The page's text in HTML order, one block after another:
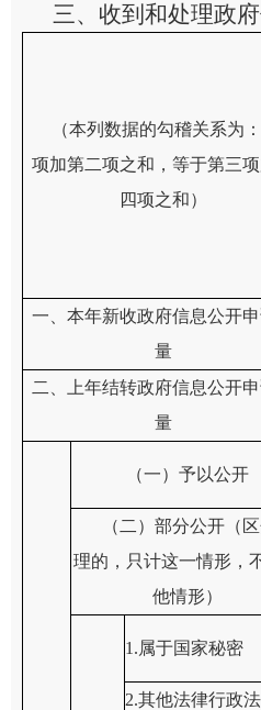
三、收到和处理政
（本列数据的勾稽关系为
项加第二项之和，等于第三
四项之和）
一、本年新收政府信息公开
量
二、上年结转政府信息公开
量
（一）予以公开
（二）部分公开（区
理的，只计这一情形，
他情形）
1.属于国家秘密
2.其他法律行政